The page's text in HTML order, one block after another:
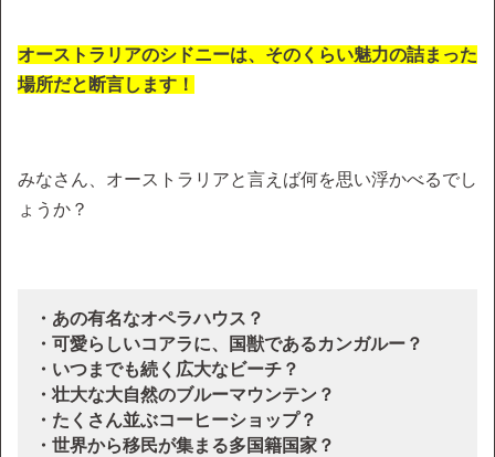
オーストラリアのシドニーは、そのくらい魅力の詰まった
場所だと断言します！
みなさん、オーストラリアと言えば何を思い浮かべるでし
ょうか？
・あの有名なオペラハウス？
・可愛らしいコアラに、国獣であるカンガルー？
・いつまでも続く広大なビーチ？
・壮大な大自然のブルーマウンテン？
・たくさん並ぶコーヒーショップ？
・世界から移民が集まる多国籍国家？